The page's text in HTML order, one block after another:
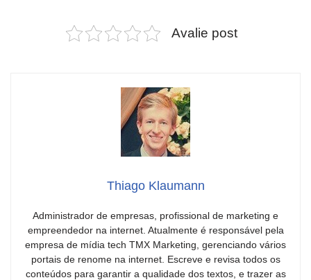
Avalie post
Thiago Klaumann
Administrador de empresas, profissional de marketing e
empreendedor na internet. Atualmente é responsável pela
empresa de mídia tech TMX Marketing, gerenciando vários
portais de renome na internet. Escreve e revisa todos os
conteúdos para garantir a qualidade dos textos, e trazer as